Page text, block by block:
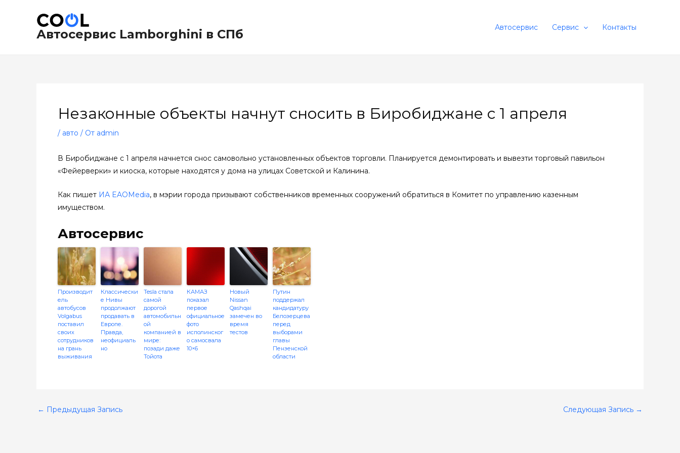
содержимомуАвтосервис Lamborghini в СПб Автосервис Сервис Контакты
Незаконные объекты начнут сносить в Биробиджане с 1 апреля
/ авто / От admin
В Биробиджане с 1 апреля начнется снос самовольно установленных объектов торговли. Планируется демонтировать и вывезти торговый павильон
«Фейерверки» и киоска, которые находятся у дома на улицах Советской и Калинина.
Как пишет ИА EAOMedia, в мэрии города призывают собственников временных сооружений обратиться в Комитет по управлению казенным
имуществом.
Автосервис
Производит
ель
автобусов
Volgabus
поставил
своих
сотрудников
на грань
выживания
Классически
е Нивы
продолжают
продавать в
Европе.
Правда,
неофициаль
но
Tesla стала
самой
дорогой
автомобильн
ой
компанией в
мире:
позади даже
Тойота
КАМАЗ
показал
первое
официальное
фото
исполинског
о самосвала
10×6
Новый
Nissan
Qashqai
замечен во
время
тестов
Путин
поддержал
кандидатуру
Белозерцева
перед
выборами
главы
Пензенской
области
по
записям
← Предыдущая Запись Следующая Запись →